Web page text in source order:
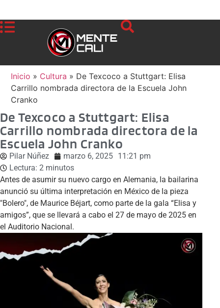
Inicio » Cultura » De Texcoco a Stuttgart: Elisa
Carrillo nombrada directora de la Escuela John
Cranko
De Texcoco a Stuttgart: Elisa
Carrillo nombrada directora de la
Escuela John Cranko
Pilar Núñez marzo 6, 2025 11:21 pm
Lectura: 2 minutos
Antes de asumir su nuevo cargo en Alemania, la bailarina
anunció su última interpretación en México de la pieza
"Bolero", de Maurice Béjart, como parte de la gala “Elisa y
amigos”, que se llevará a cabo el 27 de mayo de 2025 en
el Auditorio Nacional.